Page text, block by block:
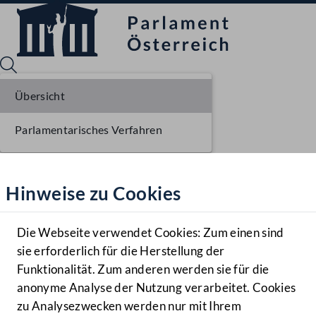
Hilfe
Benutzer
Navigationsmenü öffnen
MENÜ
Hinweise zu Cookies
Die Webseite verwendet Cookies: Zum einen sind
sie erforderlich für die Herstellung der
Funktionalität. Zum anderen werden sie für die
anonyme Analyse der Nutzung verarbeitet. Cookies
zu Analysezwecken werden nur mit Ihrem
Übersicht
Parlamentarisches Verfahren